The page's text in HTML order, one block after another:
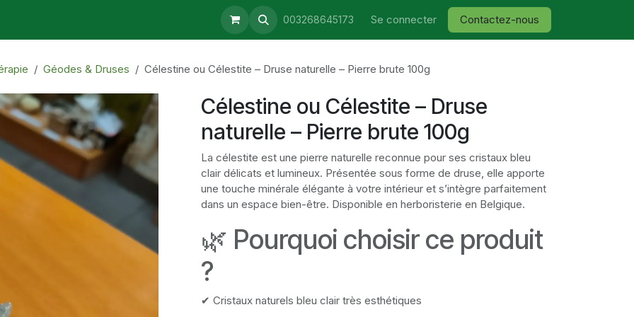
Retrait & Livraison Blog 003268645173 Se connecter Contactez-nous
Géodes & Druses Célestine ou Célestite – Druse naturelle – Pierre brute 100g
Célestine ou Célestite – Druse
naturelle – Pierre brute 100g
La célestite est une pierre naturelle reconnue pour ses cristaux bleu
clair délicats et lumineux. Présentée sous forme de druse, elle apporte
une touche minérale élégante à votre intérieur et s’intègre parfaitement
dans un espace bien-être. Disponible en herboristerie en Belgique.
🌿 Pourquoi choisir ce produit
?
✔ Cristaux naturels bleu clair très esthétiques